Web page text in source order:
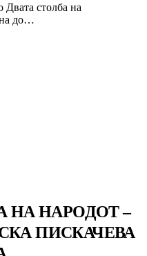
столба на
до…
НА НАРОДОТ –
ПИСКАЧЕВА